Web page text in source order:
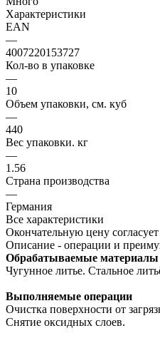
Характеристики
EAN
—
4007220153727
Кол-во в упаковке
—
10
Объем упаковки, см. куб
—
440
Вес упаковки. кг
—
1.56
Страна производства
—
Германия
Все характеристики
Окончательную цену
Описание - операции и
Обрабатываемые материалы
Чугунное литье. Стальное
Выполняемые операции
Очистка поверхности от
Снятие оксидных слоев.